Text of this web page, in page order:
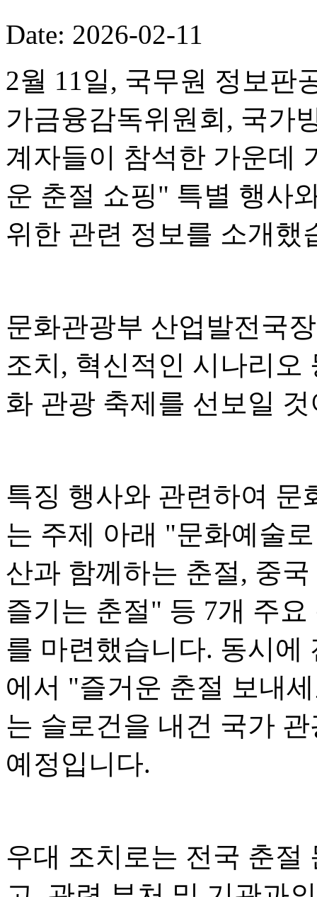
Date: 2026-02-11
2월 11일, 국무원 정보판
가금융감독위원회, 국가
계자들이 참석한 가운데
운 춘절 쇼핑" 특별 행사
위한 관련 정보를 소개했
문화관광부 산업발전국
조치, 혁신적인 시나리오
화 관광 축제를 선보일
특징 행사와 관련하여
는 주제 아래 "문화예술
산과 함께하는 춘절, 중
즐기는 춘절" 등 7개 주
를 마련했습니다. 동시에
에서 "즐거운 춘절 보내
는 슬로건을 내건 국가
예정입니다.
우대 조치로는 전국 춘절